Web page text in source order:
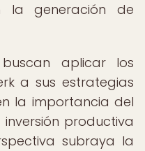
la generación de
buscan aplicar los
a sus estrategias
la importancia del
productiva
subraya la